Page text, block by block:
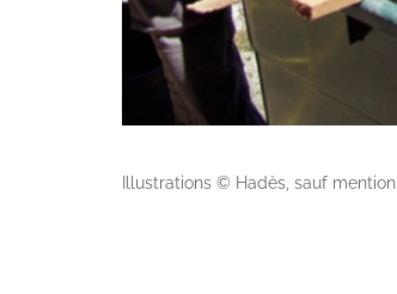
Illustrations © Hadès, sauf mention